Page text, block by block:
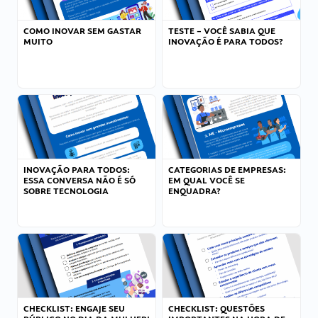
COMO INOVAR SEM GASTAR
MUITO
TESTE – VOCÊ SABIA QUE
INOVAÇÃO É PARA TODOS?
INOVAÇÃO PARA TODOS:
ESSA CONVERSA NÃO É SÓ
SOBRE TECNOLOGIA
CATEGORIAS DE EMPRESAS:
EM QUAL VOCÊ SE
ENQUADRA?
CHECKLIST: ENGAJE SEU
CHECKLIST: QUESTÕES